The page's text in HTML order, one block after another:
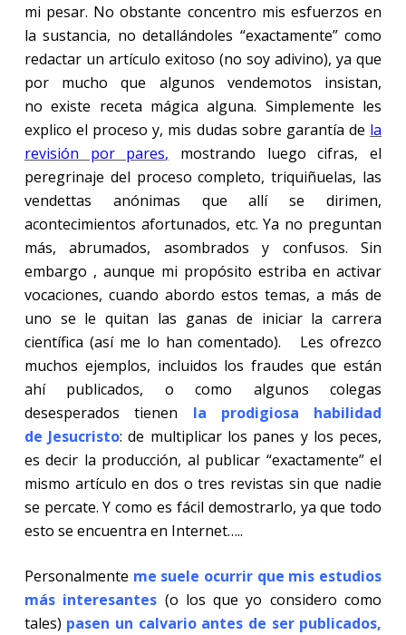
mi pesar. No obstante concentro mis esfuerzos en
la sustancia, no detallándoles “exactamente” como
redactar un artículo exitoso (no soy adivino), ya que
por mucho que algunos vendemotos insistan,
no existe receta mágica alguna. Simplemente les
explico el proceso y, mis dudas sobre garantía de la
revisión por pares, mostrando luego cifras, el
peregrinaje del proceso completo, triquiñuelas, las
vendettas anónimas que allí se dirimen,
acontecimientos afortunados, etc. Ya no preguntan
más, abrumados, asombrados y confusos. Sin
embargo , aunque mi propósito estriba en activar
vocaciones, cuando abordo estos temas, a más de
uno se le quitan las ganas de iniciar la carrera
científica (así me lo han comentado).
Les ofrezco
muchos ejemplos, incluidos los fraudes que están
ahí publicados, o como algunos colegas
desesperados tienen la prodigiosa habilidad
de Jesucristo: de multiplicar los panes y los peces,
es decir la producción, al publicar “exactamente” el
mismo artículo en dos o tres revistas sin que nadie
se percate. Y como es fácil demostrarlo, ya que todo
esto se encuentra en Internet…..
Personalmente me suele ocurrir que mis estudios
más interesantes (o los que yo considero como
tales) pasen un calvario antes de ser publicados,